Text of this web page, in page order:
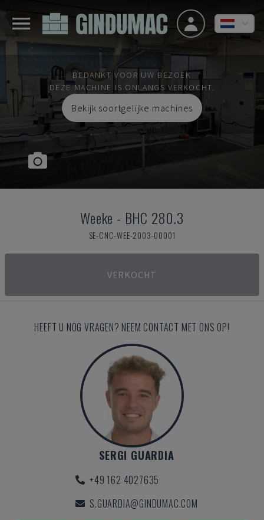
BEDANKT VOOR UW BEZOEK
DEZE MACHINE IS ONLANGS VERKOCHT.
Bekijk soortgelijke machines
Weeke - BHC 280.3
SE-CNC-WEE-2003-00001
VERKOCHT
HEEFT U NOG VRAGEN? NEEM CONTACT MET ONS OP!
SERGI GUARDIA
+49 162 4027635
S.GUARDIA@GINDUMAC.COM